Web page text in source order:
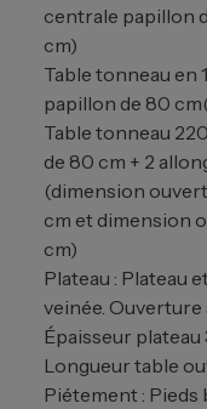
centrale papillon
cm)
Table tonneau en
papillon de 80
Table tonneau
de 80 cm + 2
(dimension
cm et dimension
cm)
Plateau : Plateau
veinée.
Épaisseur
Longueur table
Piétement :